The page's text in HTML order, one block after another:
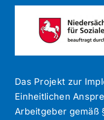
Das Projekt zur
Einheitlichen
Arbeitgeber gemäß